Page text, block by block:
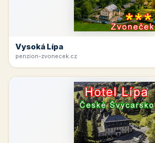
Vysoká Lípa
penzion-zvonecek.cz